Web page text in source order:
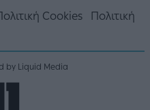
Cookies
Πολιτική
by Liquid Media